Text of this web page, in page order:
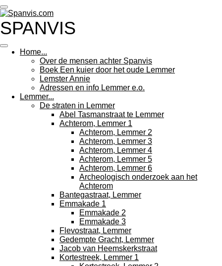
Ga
direct
naar
de
hoofdinhoud
SPANVIS
Home...
Over de mensen achter Spanvis
Boek Een kuier door het oude Lemmer
Lemster Annie
Adressen en info Lemmer e.o.
Lemmer...
De straten in Lemmer
Abel Tasmanstraat te Lemmer
Achterom, Lemmer 1
Achterom, Lemmer 2
Achterom, Lemmer 3
Achterom, Lemmer 4
Achterom, Lemmer 5
Achterom, Lemmer 6
Archeologisch onderzoek aan het
Achterom
Bantegastraat, Lemmer
Emmakade 1
Emmakade 2
Emmakade 3
Flevostraat, Lemmer
Gedempte Gracht, Lemmer
Jacob van Heemskerkstraat
Kortestreek, Lemmer 1